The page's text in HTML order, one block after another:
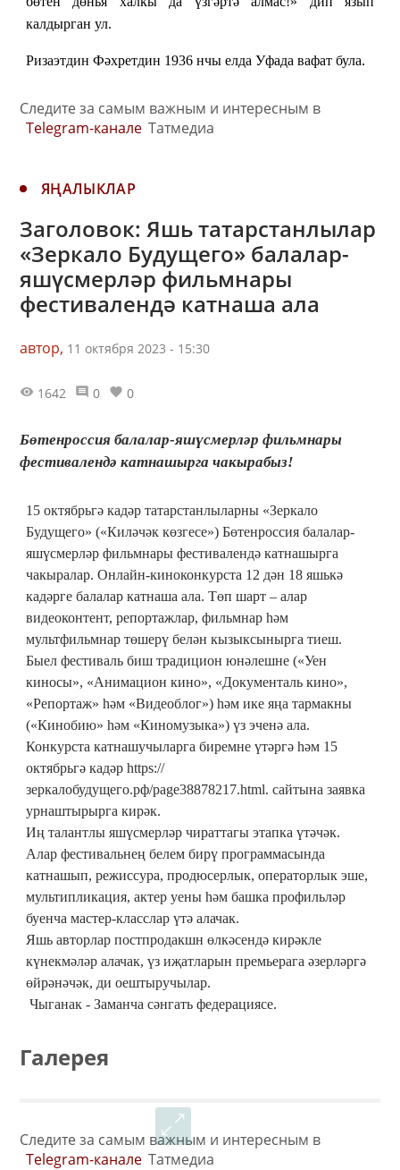
калдырган ул.
Ризаэтдин Фәхретдин 1936 нчы елда Уфада вафат була.
Следите за самым важным и интересным в
Telegram-канале Татмедиа
ЯҢАЛЫКЛАР
Заголовок: Яшь татарстанлылар
«Зеркало Будущего» балалар-
яшүсмерләр фильмнары
фестивалендә катнаша ала
автор, 11 октября 2023 - 15:30
1642 0 0
Бөтенроссия балалар-яшүсмерләр фильмнары
фестивалендә катнашырга чакырабыз!
15 октябрьгә кадәр татарстанлыларны «Зеркало
Будущего» («Киләчәк көзгесе») Бөтенроссия балалар-
яшүсмерләр фильмнары фестивалендә катнашырга
чакыралар. Онлайн-киноконкурста 12 дән 18 яшькә
кадәрге балалар катнаша ала. Төп шарт – алар
видеоконтент, репортажлар, фильмнар һәм
мультфильмнар төшерү белән кызыксынырга тиеш.
Быел фестиваль биш традицион юнәлешне («Уен
киносы», «Анимацион кино», «Документаль кино»,
«Репортаж» һәм «Видеоблог») һәм ике яңа тармакны
(«Кинобию» һәм «Киномузыка») үз эченә ала.
Конкурста катнашучыларга биремне үтәргә һәм 15
октябрьгә кадәр https://
зеркалобудущего.рф/page38878217.html. сайтына заявка
урнаштырырга кирәк.
Иң талантлы яшүсмерләр чираттагы этапка үтәчәк.
Алар фестивальнең белем бирү программасында
катнашып, режиссура, продюсерлык, операторлык эше,
мультипликация, актер уены һәм башка профильләр
буенча мастер-класслар үтә алачак.
Яшь авторлар постпродакшн өлкәсендә кирәкле
күнекмәләр алачак, үз иҗатларын премьерага әзерләргә
өйрәнәчәк, ди оештыручылар.
Чыганак - Заманча сәнгать федерациясе.
Галерея
Следите за самым важным и интересным в
Telegram-канале Татмедиа